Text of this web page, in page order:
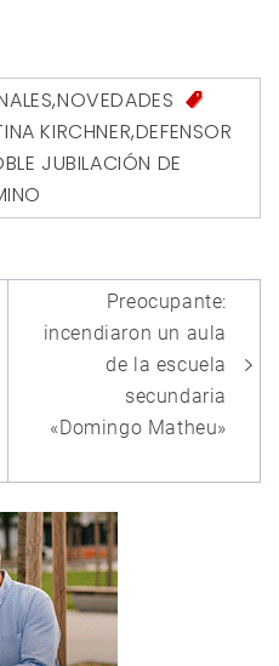
,NOVEDADES
KIRCHNER,DEFENSOR
JUBILACIÓN DE
Preocupante:
incendiaron un aula
de la escuela
secundaria
«Domingo Matheu»